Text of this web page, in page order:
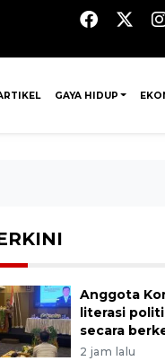
GAYA HIDUP
Anggota
literasi
secara
2 jam lalu